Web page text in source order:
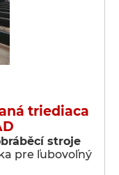
triediaca
stroje
pre ľubovoľný